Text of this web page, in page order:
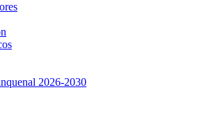
2026-2030